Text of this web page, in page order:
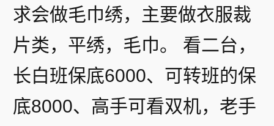
求会做毛巾绣，主要做衣服裁
片类，平绣，毛巾。 看二台，
长白班保底6000、可转班的保
底8000、高手可看双机，老手